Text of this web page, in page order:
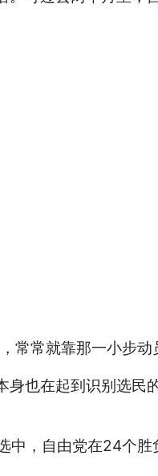
常常就靠那一小步动
也在起到识别选民
中，自由党在24个